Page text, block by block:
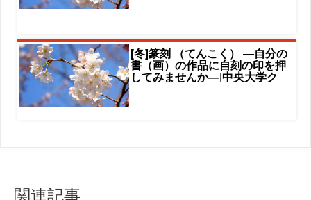
[冬]篆刻 （てんこく） ―自分の
書（画）の作品に自刻の印を押
してみませんか―|中央大学ク
関連記事